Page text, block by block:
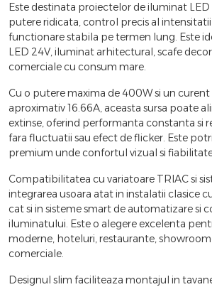
Este destinata proiectelor de iluminat LED
putere ridicata, control precis al intensitatii
functionare stabila pe termen lung. Este
LED 24V, iluminat arhitectural, scafe
comerciale cu consum mare.
Cu o putere maxima de 400W si un curent
aproximativ 16.66A, aceasta sursa poate
extinse, oferind performanta constanta si
fara fluctuatii sau efect de flicker. Este
premium unde confortul vizual si
Compatibilitatea cu variatoare TRIAC si
integrarea usoara atat in instalatii clasice
cat si in sisteme smart de automatizare si
iluminatului. Este o alegere excelenta
moderne, hoteluri, restaurante,
comerciale.
Designul slim faciliteaza montajul in